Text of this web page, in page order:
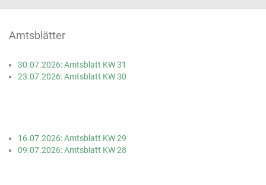
Amtsblätter
30.07.2026: Amtsblatt KW 31
23.07.2026: Amtsblatt KW 30
16.07.2026: Amtsblatt KW 29
09.07.2026: Amtsblatt KW 28